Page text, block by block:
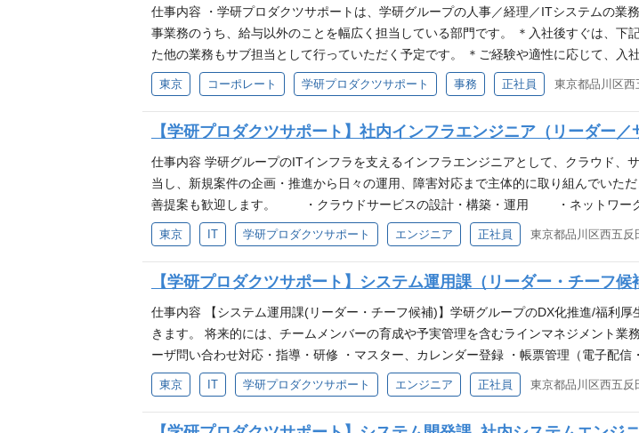
など、通常の経理業務では経験できる機会の少ない高度な会計論点にも携わることが
の変革を推進するプロジェクトにも参画できます。 ・ご経験や適性に応じて、将来
ただけます。 必要な経験・能力等 必須条件 ・事業会社での決算業務経験5年以上（
人税・消費税などの基本的な税法知識、または税務関連業務の経験 ・日商簿記検定2
税務調査対応の経験 ・連結決算経験 ・公認会計士／税理士科目合格者 ・組織再編・
名、他メンバー4名）
仕事内容 ・学研プロダクツサポートは、学研グループの人事／経理／ITシステムの業
事業務のうち、給与以外のことを幅広く担当している部門です。 ＊入社後すぐは、
た他の業務もサブ担当として行っていただく予定です。 ＊ご経験や適性に応じて、
対・自社社員 ・採用、研修の企画立案から実行・運営まで ・各種人事フロント業務
談など） ②対・グループ各社 ・退職金関連業務（DC、DBなど） ・産育休者関連業務
業務の幅広い経験を積むことが可能。キャリアの選択肢が広がります。 ・仕事概要②
が対象となります。個社最適とグループ最適のバランスをとりながら業務改善や効率
できます。 ・管理部門ですが現状維持を良しとせず、チャレンジが求められます。そ
会社で働く魅力 ・東証一部上場の学研ホールディングスと同じ学研グループの会社
間、コアタイムなしのフレックスタイム制です。また在宅勤務も週2～3日程度可能で
等休暇は取得可能な対象が高3のお子さんまでとなっており、法定以上の条件です。
企画立案から実行・運営までの業務経験 求める人物像 ・関係者と適切に合意形成し
ャレンジすることを自らの成長機会だと捉えられる方。
東京 コーポレート 学研プロダクツサポート 事務 正社員 東京都品川区
【学研プロダクツサポート】社内インフラエンジニア（リーダー／
仕事内容 学研グループのITインフラを支えるインフラエンジニアとして、クラウド、
当し、新規案件の企画・推進から日々の運用、障害対応まで主体的に取り組んでいた
善提案も歓迎します。 ・クラウドサービスの設計・構築・運用 ・ネットワー
ndows）の設計・構築・運用 ・PC・スマートフォン等の情報機器の管理・標
の調査、原因分析、復旧対応 ・新規システム導入・刷新プロジェクトの推進 ※イ
宅勤務制度あり（目安：週2～3日）。出社時はフリーアドレスです。 基礎条件（マイ
り切れる •障害発生時に主体的に対応し、クローズまで責任を持てる •関係者と円滑
ラウド、自動化等）に興味を持ち、学び続けられる •並行タスクに対応できる •請求書
ure等クラウドの設計・運用経験 •ネットワーク・セキュリティ機器の設計・運用経験
Dの運用経験 •PowerShell、Python等による自動化経験 •AI活用やRPA導入の経験 •プ
・技術の幅とキャリアアップを両立 「技術面で幅を広げたい」「大きなプロジェクト
東京 IT 学研プロダクツサポート エンジニア 正社員 東京都品川区西五反
【学研プロダクツサポート】システム運用課（リーダー・チーフ候
仕事内容 【システム運用課(リーダー・チーフ候補)】学研グループのDX化推進/福利
きます。 将来的には、チームメンバーの育成や予実管理を含むラインマネジメント
ーザ問い合わせ対応・指導・研修 ・マスター、カレンダー登録 ・帳票管理（電子配
務局対応（データ抽出、マニュアル作成・展開など） ・障害調査、暫定対応、恒久対
ル運用管理 ・システム開発・改修後の運用検証 ・内部統制対応（証憑確認・提出）
東京 IT 学研プロダクツサポート エンジニア 正社員 東京都品川区西五